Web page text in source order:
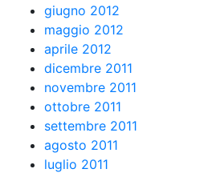
giugno 2012
maggio 2012
aprile 2012
dicembre 2011
novembre 2011
ottobre 2011
settembre 2011
agosto 2011
luglio 2011